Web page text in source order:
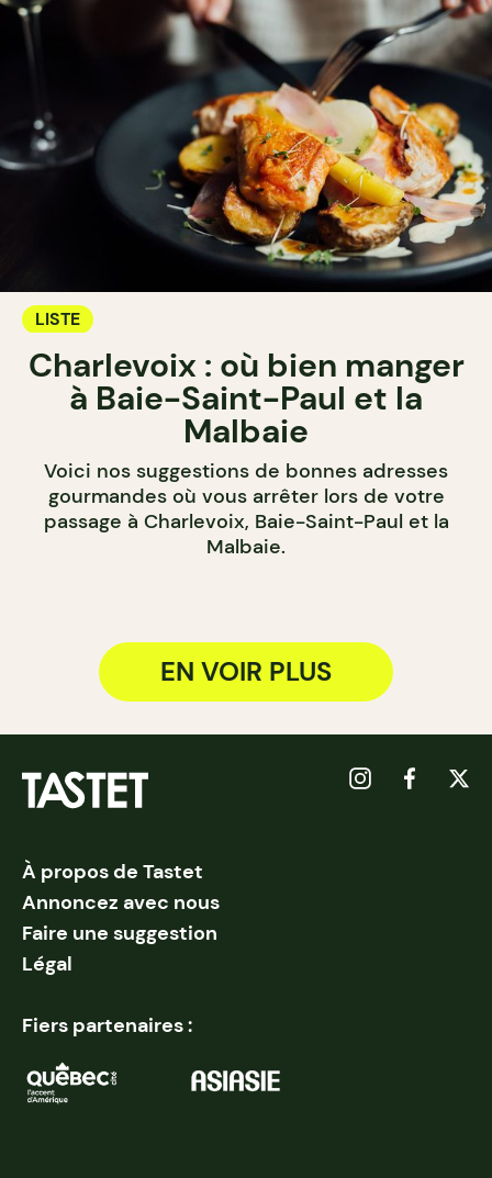
LISTE
Charlevoix : où bien manger
à Baie-Saint-Paul et la
Malbaie
Voici nos suggestions de bonnes adresses
gourmandes où vous arrêter lors de votre
passage à Charlevoix, Baie-Saint-Paul et la
Malbaie.
EN VOIR PLUS
À propos de Tastet
Annoncez avec nous
Faire une suggestion
Légal
Fiers partenaires :